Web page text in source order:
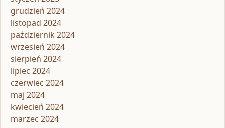
grudzień 2024
listopad 2024
październik 2024
wrzesień 2024
sierpień 2024
lipiec 2024
czerwiec 2024
maj 2024
kwiecień 2024
marzec 2024